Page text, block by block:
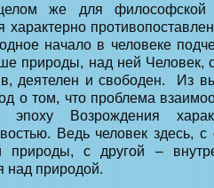
же для философской
характерно
начало в человеке
природы, над ней Человек,
деятелен и свободен.
Из
о том, что проблема
Возрождения
Ведь человек здесь,
природы, с другой –
над природой.